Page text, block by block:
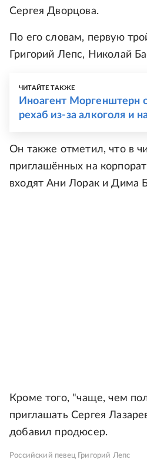
Сергея Дворцова.
По его словам, первую
Григорий Лепс, Николай
ЧИТАЙТЕ ТАКЖЕ
Иноагент Моргенштерн
рехаб из-за алкоголя и
Он также отметил, что в
приглашённых на
входят Ани Лорак и Дима
Кроме того, "чаще, чем
приглашать Сергея
добавил продюсер.
Российский певец Григорий Лепс